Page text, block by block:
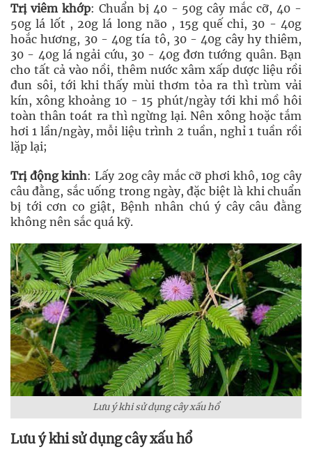
Trị viêm khớp: Chuẩn bị 40 - 50g cây mắc cỡ, 40 -
50g lá lốt , 20g lá long não , 15g quế chi, 30 - 40g
hoắc hương, 30 - 40g tía tô, 30 - 40g cây hy thiêm,
30 - 40g lá ngải cứu, 30 - 40g đơn tướng quân. Bạn
cho tất cả vào nồi, thêm nước xâm xấp dược liệu rồi
đun sôi, tới khi thấy mùi thơm tỏa ra thì trùm vải
kín, xông khoảng 10 - 15 phút/ngày tới khi mồ hôi
toàn thân toát ra thì ngừng lại. Nên xông hoặc tắm
hơi 1 lần/ngày, mỗi liệu trình 2 tuần, nghỉ 1 tuần rồi
lặp lại;
Trị động kinh: Lấy 20g cây mắc cỡ phơi khô, 10g cây
câu đằng, sắc uống trong ngày, đặc biệt là khi chuẩn
bị tới cơn co giật, Bệnh nhân chú ý cây câu đằng
không nên sắc quá kỹ.
Lưu ý khi sử dụng cây xấu hổ
Lưu ý khi sử dụng cây xấu hổ